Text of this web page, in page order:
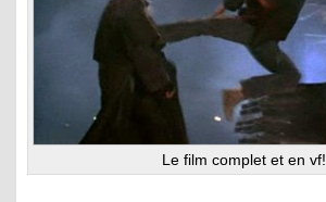
Le film complet et en vf!